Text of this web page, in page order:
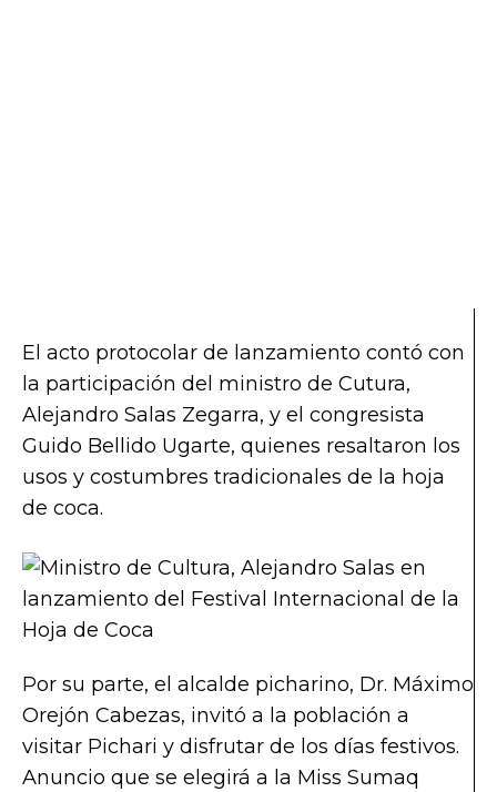
El acto protocolar de lanzamiento contó con
la participación del ministro de Cutura,
Alejandro Salas Zegarra, y el congresista
Guido Bellido Ugarte, quienes resaltaron los
usos y costumbres tradicionales de la hoja
de coca.
Por su parte, el alcalde picharino, Dr. Máximo
Orejón Cabezas, invitó a la población a
visitar Pichari y disfrutar de los días festivos.
Anuncio que se elegirá a la Miss Sumaq